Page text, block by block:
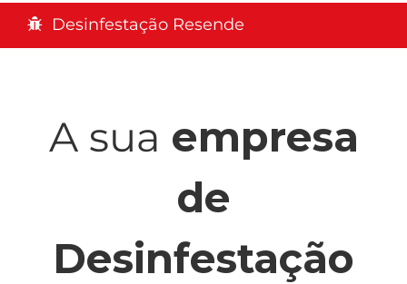
Desinfestação Resende
A sua empresa
de
Desinfestação